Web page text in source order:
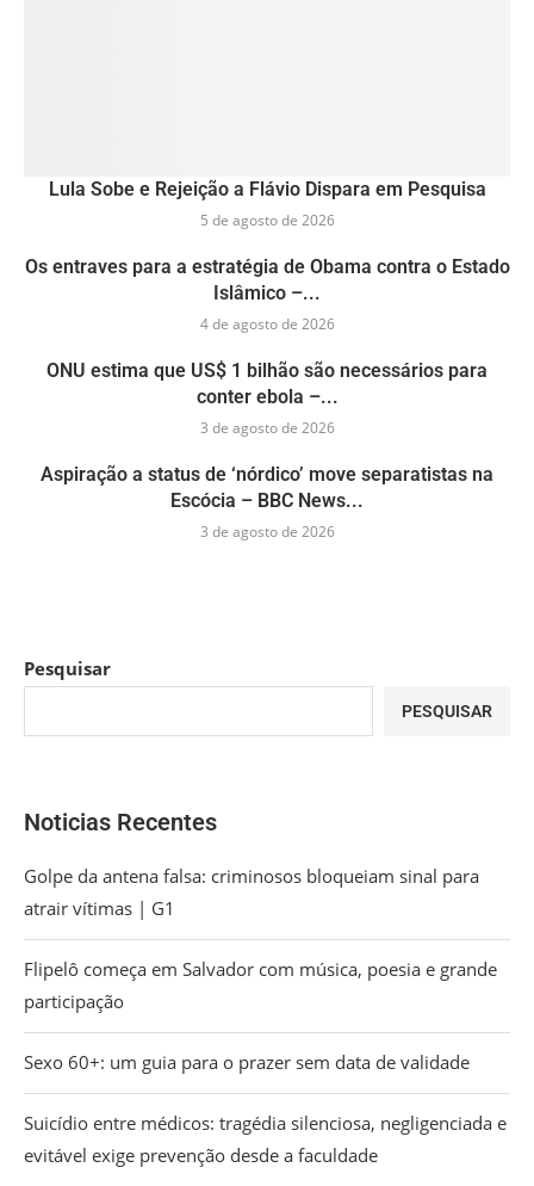
Lula Sobe e Rejeição a Flávio Dispara em Pesquisa
5 de agosto de 2026
Os entraves para a estratégia de Obama contra o Estado
Islâmico –...
4 de agosto de 2026
ONU estima que US$ 1 bilhão são necessários para
conter ebola –...
3 de agosto de 2026
Aspiração a status de ‘nórdico’ move separatistas na
Escócia – BBC News...
3 de agosto de 2026
Pesquisar
PESQUISAR
Noticias Recentes
Golpe da antena falsa: criminosos bloqueiam sinal para
atrair vítimas | G1
Flipelô começa em Salvador com música, poesia e grande
participação
Sexo 60+: um guia para o prazer sem data de validade
Suicídio entre médicos: tragédia silenciosa, negligenciada e
evitável exige prevenção desde a faculdade